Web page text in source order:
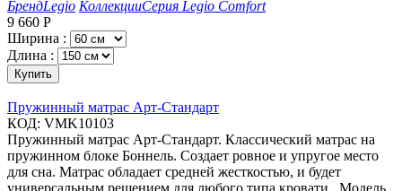
БрендLegio КоллекцииСерия Legio Comfort
9 660 Р
Ширина :
Длина :
Купить
Пружинный матрас Арт-Стандарт
КОД: VMK10103
Пружинный матрас Арт-Стандарт. Классический матрас на
пружинном блоке Боннель. Создает ровное и упругое место
для сна. Матрас обладает средней жесткостью, и будет
универсальным решением для любого типа кровати. Модель